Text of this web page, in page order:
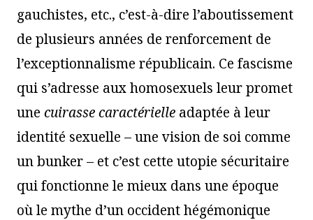
gauchistes, etc., c’est-à-dire l’aboutissement
de plusieurs années de renforcement de
l’exceptionnalisme républicain. Ce fascisme
qui s’adresse aux homosexuels leur promet
une cuirasse caractérielle adaptée à leur
identité sexuelle – une vision de soi comme
un bunker – et c’est cette utopie sécuritaire
qui fonctionne le mieux dans une époque
où le mythe d’un occident hégémonique